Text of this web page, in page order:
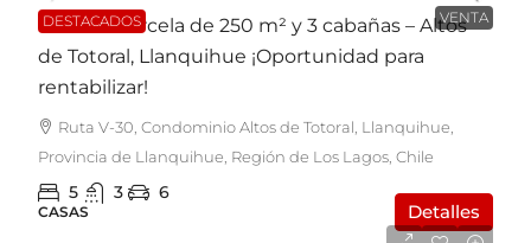
DESTACADOS VENTA
Casa en Parcela de 250 m² y 3 cabañas – Altos
de Totoral, Llanquihue ¡Oportunidad para
rentabilizar!
Ruta V-30, Condominio Altos de Totoral, Llanquihue,
Provincia de Llanquihue, Región de Los Lagos, Chile
5 3 6
CASAS Detalles